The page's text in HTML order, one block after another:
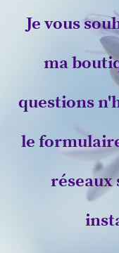
Je vous
ma
questions
le
réseaux